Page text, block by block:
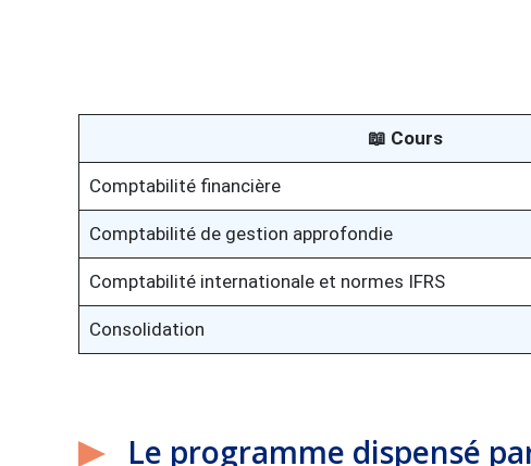
📖 Cours
Comptabilité financière
Comptabilité de gestion approfondie
Comptabilité internationale et normes IFRS
Consolidation
Le programme dispensé